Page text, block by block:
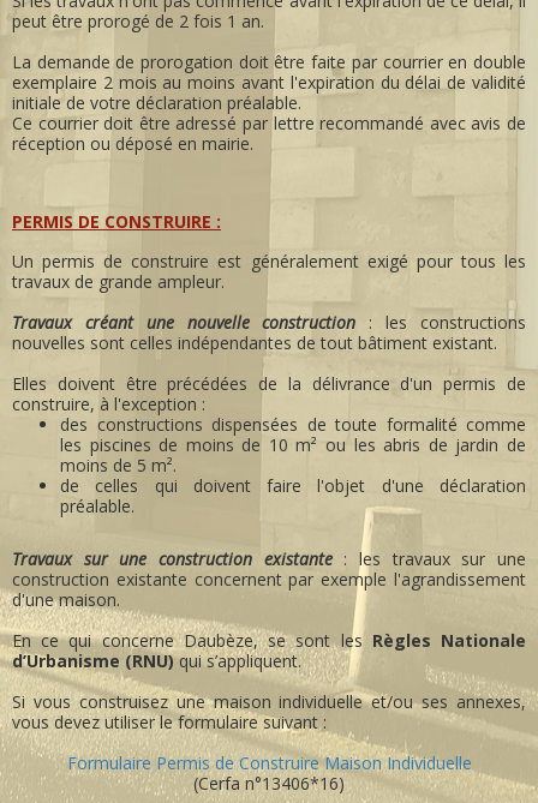
peut être prorogé de 2 fois 1 an.
La demande de prorogation doit être faite par courrier en double
exemplaire 2 mois au moins avant l'expiration du délai de validité
initiale de votre déclaration préalable.
Ce courrier doit être adressé par lettre recommandé avec avis de
réception ou déposé en mairie.
PERMIS DE CONSTRUIRE :
Un permis de construire est généralement exigé pour tous les
travaux de grande ampleur.
Travaux créant une nouvelle construction : les constructions
nouvelles sont celles indépendantes de tout bâtiment existant.
Elles doivent être précédées de la délivrance d'un permis de
construire, à l'exception :
des constructions dispensées de toute formalité comme
les piscines de moins de 10 m² ou les abris de jardin de
moins de 5 m².
de celles qui doivent faire l'objet d'une déclaration
préalable.
Travaux sur une construction existante: les travaux sur une
construction existante concernent par exemple l'agrandissement
d'une maison.
En ce qui concerne Daubèze, se sont les Règles Nationale
d’Urbanisme (RNU)qui s’appliquent.
Si vous construisez une maison individuelle et/ou ses annexes,
vous devez utiliser le formulaire suivant :
Formulaire Permis de Construire Maison Individuelle
(Cerfa n°13406*16)